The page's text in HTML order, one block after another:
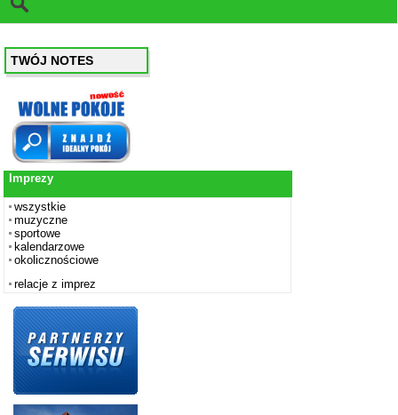
TWÓJ NOTES
Imprezy
wszystkie
muzyczne
sportowe
kalendarzowe
okolicznościowe
relacje z imprez